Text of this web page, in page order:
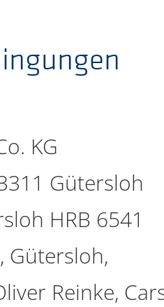
KG
Gütersloh
HRB 6541
Gütersloh,
Reinke,